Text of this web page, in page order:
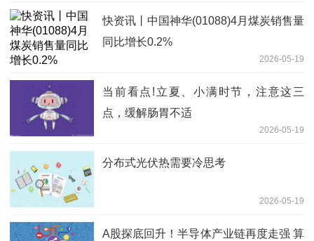
快资讯丨中国神华(01088)4月煤炭销售量
同比增长0.2%
2026-05-19
当前看点!立夏、小满时节，注意这三
点，缓解肠胃不适
2026-05-19
分布式光伏热需要冷思考
2026-05-19
A股探底回升！半导体产业链再度走强 算